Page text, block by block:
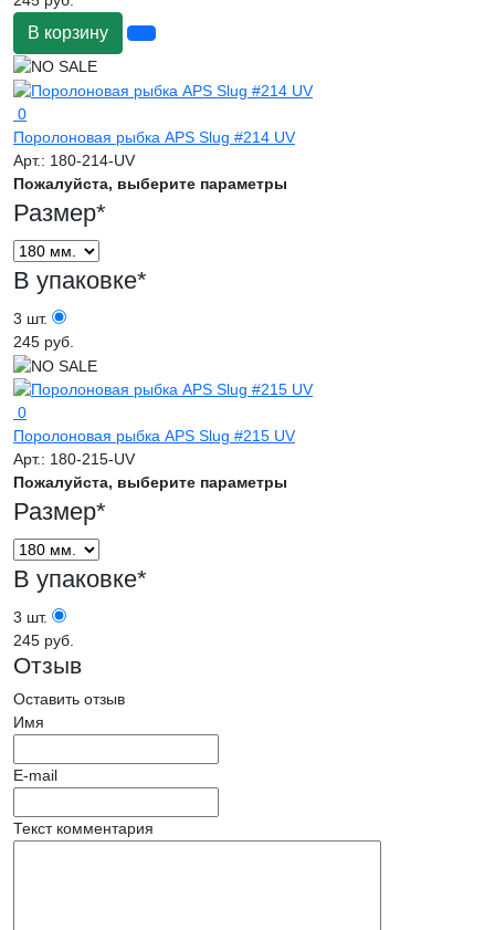
В корзину
0
Поролоновая рыбка APS Slug #214 UV
Арт.: 180-214-UV
Пожалуйста, выберите параметры
Размер*
В упаковке*
3 шт.
245 руб.
0
Поролоновая рыбка APS Slug #215 UV
Арт.: 180-215-UV
Пожалуйста, выберите параметры
Размер*
В упаковке*
3 шт.
245 руб.
Отзыв
Оставить отзыв
Имя
E-mail
Текст комментария